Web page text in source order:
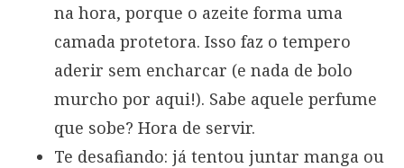
na hora, porque o azeite forma uma
camada protetora. Isso faz o tempero
aderir sem encharcar (e nada de bolo
murcho por aqui!). Sabe aquele perfume
que sobe? Hora de servir.
Te desafiando: já tentou juntar manga ou